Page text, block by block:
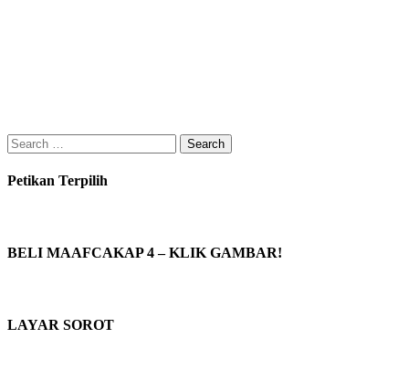
Search
for:
Petikan Terpilih
BELI MAAFCAKAP 4 – KLIK GAMBAR!
LAYAR SOROT